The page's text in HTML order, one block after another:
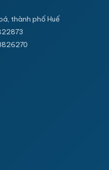
thành phố Huế